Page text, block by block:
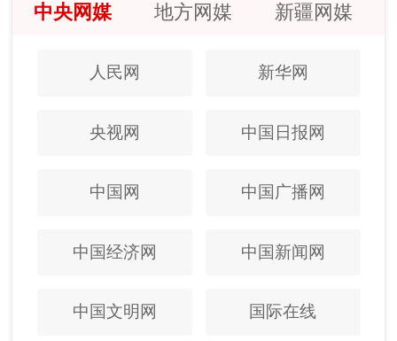
中央网媒 地方网媒 新疆网媒
人民网 新华网
央视网 中国日报网
中国网 中国广播网
中国经济网 中国新闻网
中国文明网 国际在线